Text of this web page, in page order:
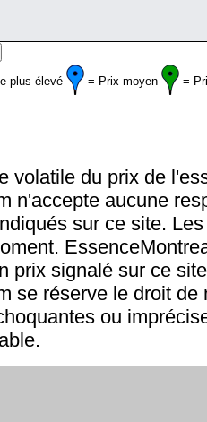
plus élevé = Prix moyen =
volatile du prix de
n'accepte aucune
sur ce site.
prix signalé sur ce
se réserve le droit de
ou